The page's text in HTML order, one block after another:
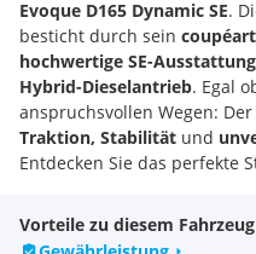
Evoque D165 Dynamic SE.
besticht durch sein
hochwertige SE-Ausstattung
Hybrid-Dieselantrieb. Egal
anspruchsvollen Wegen:
Traktion, Stabilität und
Entdecken Sie das perfekte
Fahrzeug-Highlights
Vorteile zu diesem Fahrzeug